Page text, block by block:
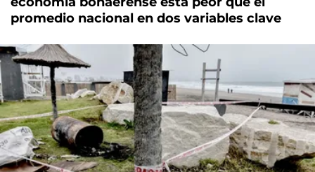
promedio nacional en dos variables clave